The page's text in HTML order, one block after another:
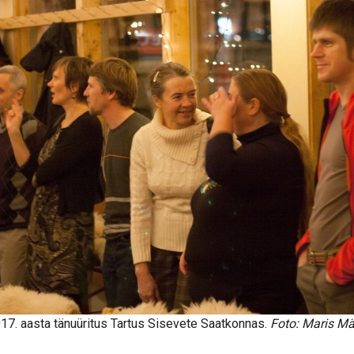
aasta tänuüritus Tartus Sisevete Saatkonnas. Foto: Maris